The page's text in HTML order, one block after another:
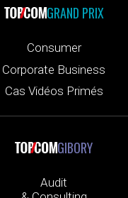
GRAND PRIX
Consumer
Corporate Business
Cas Vidéos Primés
GIBORY
Audit